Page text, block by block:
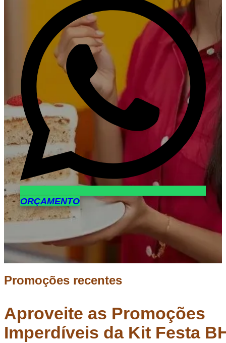
ORÇAMENTO
Promoções recentes
Aproveite as Promoções
Imperdíveis da Kit Festa